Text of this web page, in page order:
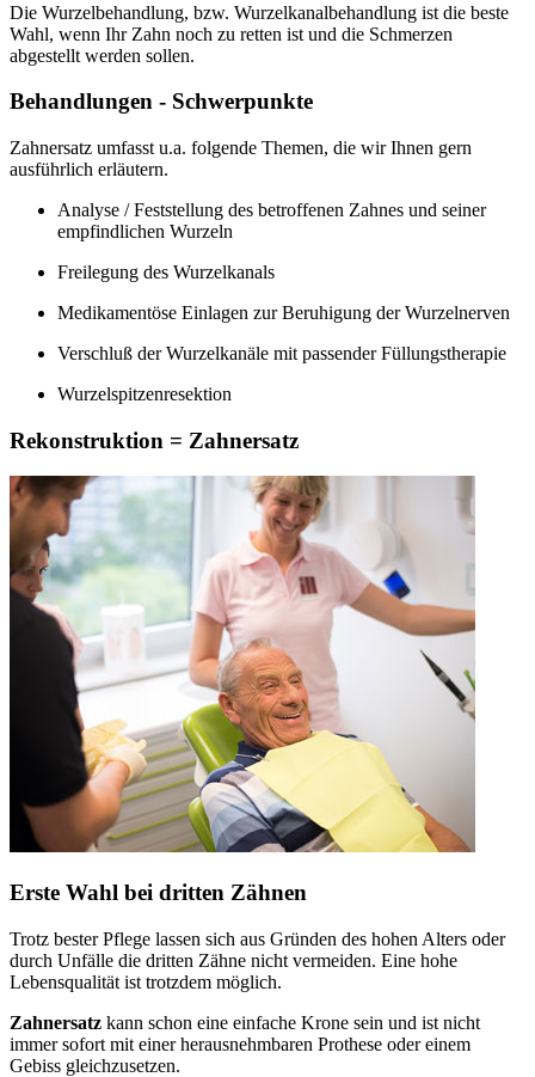
Die Wurzelbehandlung, bzw. Wurzelkanalbehandlung ist die beste
Wahl, wenn Ihr Zahn noch zu retten ist und die Schmerzen
abgestellt werden sollen.
Behandlungen - Schwerpunkte
Zahnersatz umfasst u.a. folgende Themen, die wir Ihnen gern
ausführlich erläutern.
Analyse / Feststellung des betroffenen Zahnes und seiner
empfindlichen Wurzeln
Freilegung des Wurzelkanals
Medikamentöse Einlagen zur Beruhigung der Wurzelnerven
Verschluß der Wurzelkanäle mit passender Füllungstherapie
Wurzelspitzenresektion
Rekonstruktion = Zahnersatz
Erste Wahl bei dritten Zähnen
Trotz bester Pflege lassen sich aus Gründen des hohen Alters oder
durch Unfälle die dritten Zähne nicht vermeiden. Eine hohe
Lebensqualität ist trotzdem möglich.
Zahnersatz kann schon eine einfache Krone sein und ist nicht
immer sofort mit einer herausnehmbaren Prothese oder einem
Gebiss gleichzusetzen.